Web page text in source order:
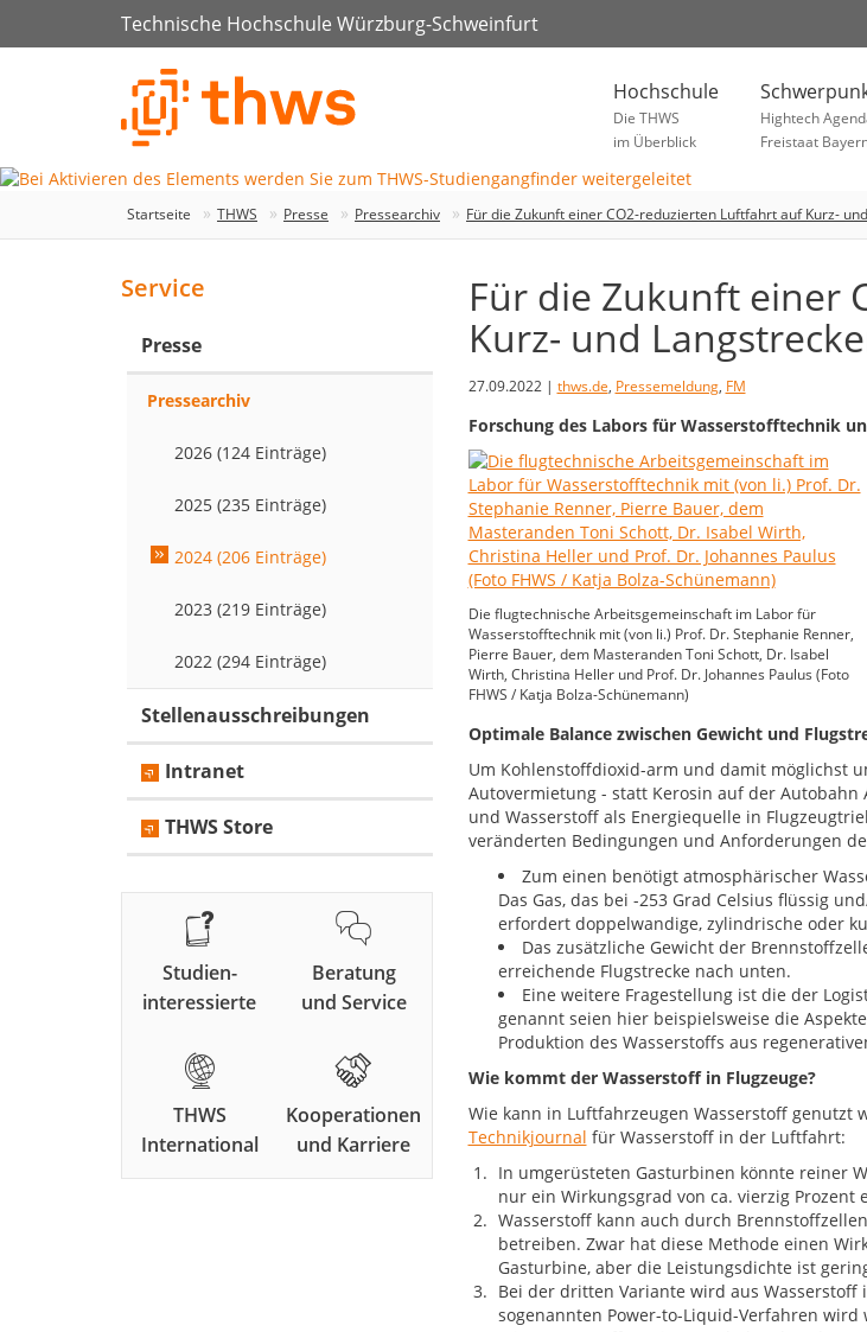
Technische Hochschule Würzburg-Schweinfurt
Hochschule
Die THWS
im Überblick
Hightech
Freistaat
Startseite THWS Presse Pressearchiv Für die Zukunft einer CO2-reduzierten Luftfahrt auf Kurz-
Für die Zukunft einer
Kurz- und
27.09.2022 | thws.de, Pressemeldung, FM
Forschung des Labors für Wasserstofftechnik
Die flugtechnische Arbeitsgemeinschaft im Labor für
Wasserstofftechnik mit (von li.) Prof. Dr. Stephanie Renner,
Pierre Bauer, dem Masteranden Toni Schott, Dr. Isabel
Wirth, Christina Heller und Prof. Dr. Johannes Paulus (Foto
FHWS / Katja Bolza-Schünemann)
Optimale Balance zwischen Gewicht und
Um Kohlenstoffdioxid-arm und damit möglichst
Autovermietung - statt Kerosin auf der
und Wasserstoff als Energiequelle in
veränderten Bedingungen und Anforderungen
Zum einen benötigt atmosphärischer
Das Gas, das bei -253 Grad Celsius flüssig
erfordert doppelwandige, zylindrische oder
Das zusätzliche Gewicht der
erreichende Flugstrecke nach unten.
Eine weitere Fragestellung ist die der
genannt seien hier beispielsweise die
Produktion des Wasserstoffs aus
Wie kommt der Wasserstoff in Flugzeuge?
Wie kann in Luftfahrzeugen Wasserstoff genutzt
Technikjournal für Wasserstoff in der Luftfahrt:
In umgerüsteten Gasturbinen könnte reiner
nur ein Wirkungsgrad von ca. vierzig Prozent
Wasserstoff kann auch durch
betreiben. Zwar hat diese Methode einen
Gasturbine, aber die Leistungsdichte ist
Bei der dritten Variante wird aus
sogenannten Power-to-Liquid-Verfahren
Service
Presse
Pressearchiv
2026 (124 Einträge)
2025 (235 Einträge)
2024 (206 Einträge)
2023 (219 Einträge)
2022 (294 Einträge)
Stellenausschreibungen
Intranet
THWS Store
Studien-
interessierte
Beratung
und Service
THWS
International
Kooperationen
und Karriere